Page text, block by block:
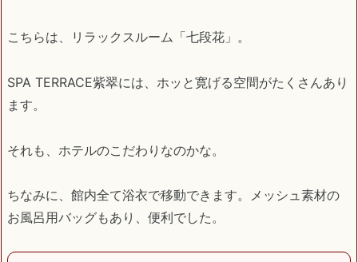
こちらは、リラックスルーム「七段花」。
SPA TERRACE紫翠には、ホッと寛げる空間がたくさんあり
ます。
それも、ホテルのこだわりなのかな。
ちなみに、館内全て浴衣で移動できます。メッシュ素材の
お風呂用バッグもあり、便利でした。